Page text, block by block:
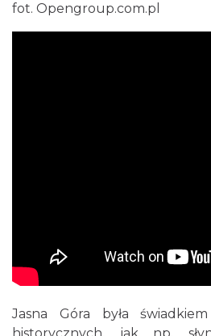
fot. Opengroup.com.pl
Jasna Góra była